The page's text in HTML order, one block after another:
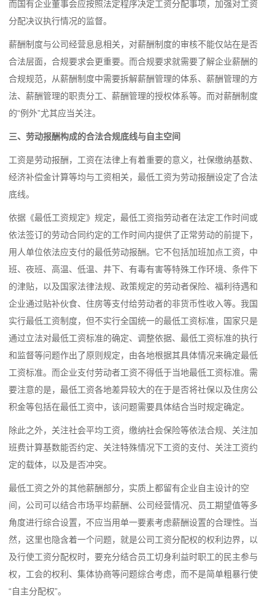
而国有企业董事会应按照法定程序决定工资分配事项，加强对工资
分配决议执行情况的监督。
薪酬制度与公司经营息息相关，对薪酬制度的审核不能仅站在是否
合法层面，合规要求会更重要。而合规要求就需要了解企业薪酬的
合规规范，从薪酬制度中需要拆解薪酬管理的体系、薪酬管理的方
法、薪酬管理的职责分工、薪酬管理的授权体系等。而对薪酬制度
的“例外”尤其应当关注。
三、劳动报酬构成的合法合规底线与自主空间
工资是劳动报酬，工资在法律上有着重要的意义，社保缴纳基数、
经济补偿金计算等均与工资相关，最低工资为劳动报酬设定了合法
底线。
依据《最低工资规定》规定，最低工资指劳动者在法定工作时间或
依法签订的劳动合同约定的工作时间内提供了正常劳动的前提下，
用人单位依法应支付的最低劳动报酬。它不包括加班加点工资，中
班、夜班、高温、低温、井下、有毒有害等特殊工作环境、条件下
的津贴，以及国家法律法规、政策规定的劳动者保险、福利待遇和
企业通过贴补伙食、住房等支付给劳动者的非货币性收入等。我国
实行最低工资制度，但不实行全国统一的最低工资标准，国家只是
通过立法对最低工资标准的确定、调整依据、最低工资标准的执行
和监督等问题作出了原则规定，由各地根据其具体情况来确定最低
工资标准。而企业支付劳动者工资不得低于当地最低工资标准。需
要注意的是，最低工资各地差异较大的在于是否将社保以及住房公
积金等包括在最低工资中，该问题需要具体结合当时规定确定。
除此之外，关注社会平均工资，缴纳社会保险等依法合规、关注加
班费计算基数能否约定、关注特殊情况下工资的支付、关注工资约
定的载体，以及是否冲突。
最低工资之外的其他薪酬部分，实质上都留有企业自主设计的空
间，公司可以结合市场平均薪酬、公司经营情况、员工期望值等多
角度进行综合设置，不应当用单一要素考虑薪酬设置的合理性。当
然，这里也隐含着一个问题，就是公司工资分配权的权利边界，以
及行使工资分配权时，要充分结合员工切身利益时职工的民主参与
权，工会的权利、集体协商等问题综合考虑，而不是简单粗暴行使
“自主分配权”。